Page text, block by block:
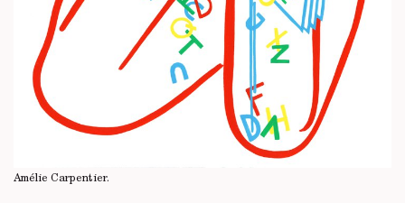
Amélie Carpentier.